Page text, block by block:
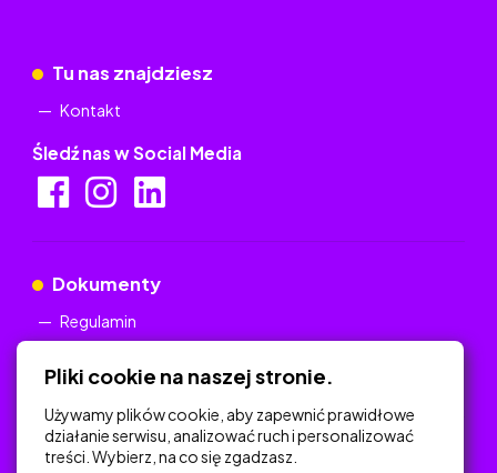
Tu nas znajdziesz
Kontakt
Śledź nas w Social Media
Dokumenty
Regulamin
Na skróty
Pliki cookie na naszej stronie.
Używamy plików cookie, aby zapewnić prawidłowe
działanie serwisu, analizować ruch i personalizować
treści. Wybierz, na co się zgadzasz.